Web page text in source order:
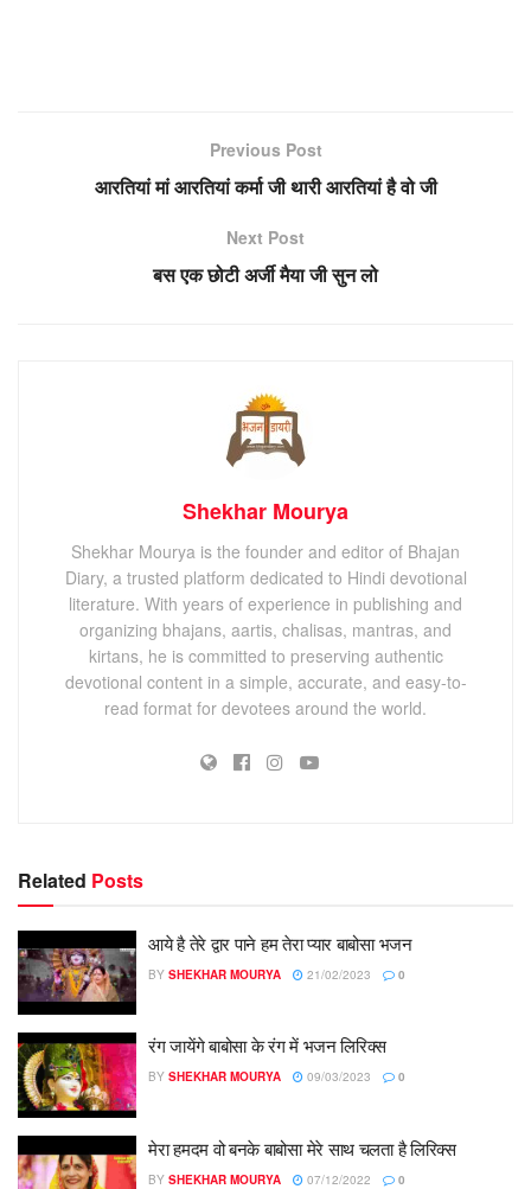
Previous Post
आरतियां मां आरतियां कर्मा जी थारी आरतियां है वो जी
Next Post
बस एक छोटी अर्जी मैया जी सुन लो
Shekhar Mourya
Shekhar Mourya is the founder and editor of Bhajan
Diary, a trusted platform dedicated to Hindi devotional
literature. With years of experience in publishing and
organizing bhajans, aartis, chalisas, mantras, and
kirtans, he is committed to preserving authentic
devotional content in a simple, accurate, and easy-to-
read format for devotees around the world.
Related Posts
आये है तेरे द्वार पाने हम तेरा प्यार बाबोसा भजन
BY SHEKHAR MOURYA 21/02/2023 0
रंग जायेंगे बाबोसा के रंग में भजन लिरिक्स
BY SHEKHAR MOURYA 09/03/2023 0
मेरा हमदम वो बनके बाबोसा मेरे साथ चलता है लिरिक्स
BY SHEKHAR MOURYA 07/12/2022 0